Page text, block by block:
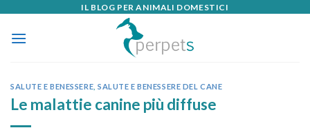
content
IL BLOG PER ANIMALI DOMESTICI
SALUTE E BENESSERE ,SALUTE E BENESSERE DEL CANE
Le malattie canine più diffuse